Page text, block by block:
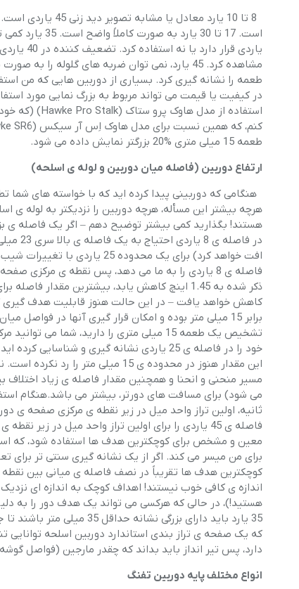
یاردی
مشاهده کرد. 45 یارد، نمی توان ضربه های
طعمه را نشانه گیری کرد. بسیاری از دوربین هایی که من
در کیفیت یا قیمت می تواند مربوط به بزرگ نمایی مورد
طعمه 15 میلی متری %20 بزرگتر نمایش داده می شود.
ارتفاع دوربین (فاصله میان دوربین و لوله ی اسلحه)
هنگامی که دوربینی پیدا کرده اید که با خواسته های شما
در
فاصله ی 8 یاردی را به ما می دهد، پس نقطه ی مرکزی
تشخیص یک طعمه 15 میلی متری را دارید،
این مقدار هنوز در محدوده ی 15
مسیر منحنی و انحنا و همچنین مقدار فاصله ی زیاد
فاصله ی 45 یاردی را برای اولین تراز واحد میل
کوچکترین هدف ها تقریباً در نصف فاصله ی میانی بین نقطه
اندازه ی کافی خوب نیستند! اهداف کوچک به اندازه ای
هستید!)، در حالی که هرکسی می تواند یک هدف دور را به
35 یارد باید دارای
دارد، پس تیر انداز باید بداند که چقدر مارجین (فواصل
انواع مختلف پایه دوربین تفنگ